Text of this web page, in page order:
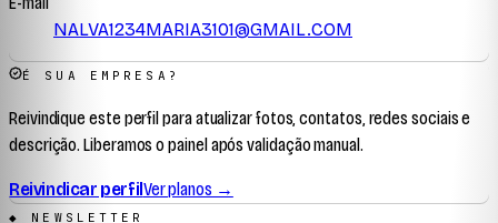
NALVA1234MARIA3101@GMAIL.COM
É SUA EMPRESA?
Reivindique este perfil para atualizar fotos, contatos, redes sociais e
descrição. Liberamos o painel após validação manual.
Reivindicar perfilVer planos →
◆ NEWSLETTER